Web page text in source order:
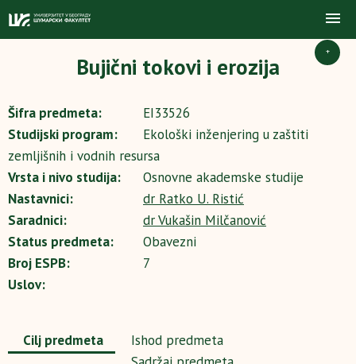
+
Bujični tokovi i erozija
Šifra predmeta:
EI33526
Studijski program:
Ekološki inženjering u zaštiti
zemljišnih i vodnih resursa
Vrsta i nivo studija:
Osnovne akademske studije
Nastavnici:
dr Ratko U. Ristić
Saradnici:
dr Vukašin Milčanović
Status predmeta:
Obavezni
Broj ESPB:
7
Uslov:
Cilj predmeta
Ishod predmeta